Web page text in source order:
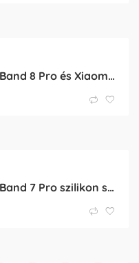
Xiaomi Smart Band 8 Pro és Xiaomi Smart Band 9 Pro fém óraszíj
Xiaomi Smart Band 7 Pro szilikon szíj